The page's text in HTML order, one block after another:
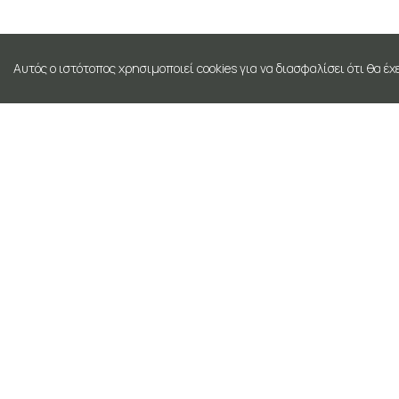
Αυτός ο ιστότοπος χρησιμοποιεί cookies για να διασφαλίσει ότι θα